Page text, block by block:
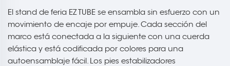
El stand de feria EZ TUBE se ensambla sin esfuerzo con un
movimiento de encaje por empuje. Cada sección del
marco está conectada a la siguiente con una cuerda
elástica y está codificada por colores para una
autoensamblaje fácil. Los pies estabilizadores